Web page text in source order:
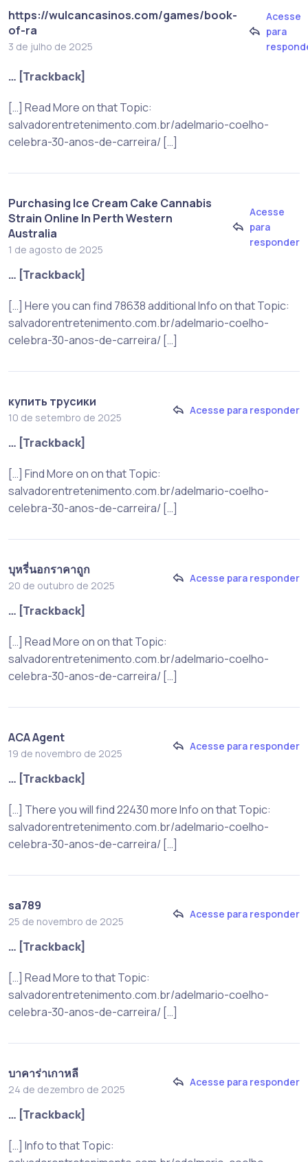
https://wulcancasinos.com/games/book-
of-ra
3 de julho de 2025
Acesse
para
… [Trackback]
[…] Read More on that Topic:
salvadorentretenimento.com.br/adelmario-coelho-
celebra-30-anos-de-carreira/ […]
Purchasing Ice Cream Cake Cannabis
Strain Online In Perth Western
Australia
1 de agosto de 2025
Acesse
para
responder
… [Trackback]
[…] Here you can find 78638 additional Info on that Topic:
salvadorentretenimento.com.br/adelmario-coelho-
celebra-30-anos-de-carreira/ […]
купить трусики
10 de setembro de 2025
Acesse para responder
… [Trackback]
[…] Find More on on that Topic:
salvadorentretenimento.com.br/adelmario-coelho-
celebra-30-anos-de-carreira/ […]
บุหรี่นอกราคาถูก
20 de outubro de 2025
Acesse para responder
… [Trackback]
[…] Read More on on that Topic:
salvadorentretenimento.com.br/adelmario-coelho-
celebra-30-anos-de-carreira/ […]
ACA Agent
19 de novembro de 2025
Acesse para responder
… [Trackback]
[…] There you will find 22430 more Info on that Topic:
salvadorentretenimento.com.br/adelmario-coelho-
celebra-30-anos-de-carreira/ […]
sa789
25 de novembro de 2025
Acesse para responder
… [Trackback]
[…] Read More to that Topic:
salvadorentretenimento.com.br/adelmario-coelho-
celebra-30-anos-de-carreira/ […]
บาคาร่าเกาหลี
24 de dezembro de 2025
Acesse para responder
… [Trackback]
[…] Info to that Topic: